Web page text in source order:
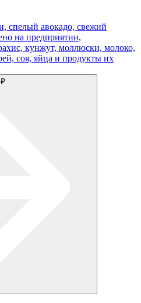
спелый авокадо, свежий
на предприятии,
кунжут, моллюски, молоко,
соя, яйца и продукты их